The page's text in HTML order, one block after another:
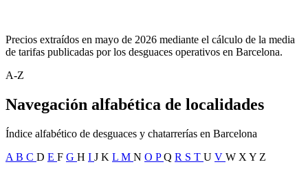
Precios extraídos en mayo de 2026 mediante el cálculo de la media
de tarifas publicadas por los desguaces operativos en Barcelona.
A-Z
Navegación alfabética de localidades
Índice alfabético de desguaces y chatarrerías en Barcelona
A B C D E F G H I J K L M N O PQ R S T U V W X Y Z